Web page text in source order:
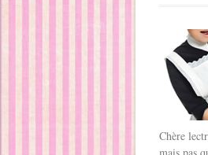
Chère
mais pas